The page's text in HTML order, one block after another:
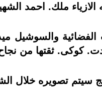
الازياء ملك. احمد
الفضائية
كوكى. ثقتها من
سيتم تصويره خلال